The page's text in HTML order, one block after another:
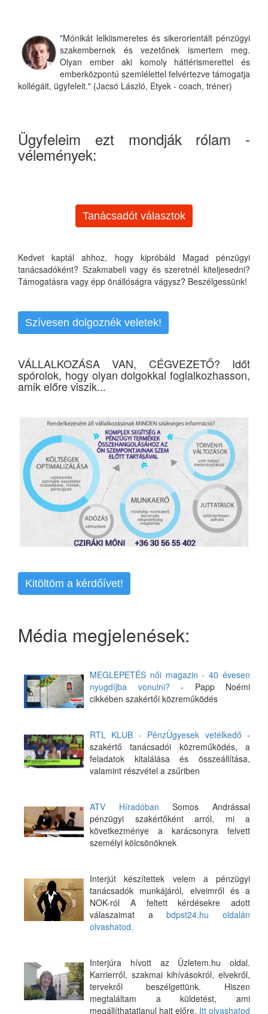
"Mónikát lelkiismeretes és sikerorientált pénzügyi
szakembernek és vezetőnek ismertem meg.
Olyan ember aki komoly háttérismerettel és
emberközpontú szemlélettel felvértezve támogatja
kollégáit, ügyfeleit." (Jacsó László, Etyek - coach, tréner)
Ügyfeleim ezt mondják rólam -
vélemények:
Tanácsadót választok
Kedvet kaptál ahhoz, hogy kipróbáld Magad pénzügyi
tanácsadóként? Szakmabeli vagy és szeretnél kiteljesedni?
Támogatásra vagy épp önállóságra vágysz? Beszélgessünk!
Szívesen dolgoznék veletek!
VÁLLALKOZÁSA VAN, CÉGVEZETŐ? Időt
spórolok, hogy olyan dolgokkal foglalkozhasson,
amik előre viszik...
Kitöltöm a kérdőívet!
Média megjelenések:
MEGLEPETÉS női magazin - 40 évesen
nyugdíjba vonulni? - Papp Noémi
cikkében szakértői közreműködés
RTL KLUB - PénzÜgyesek vetélkedő -
szakértő tanácsadói közreműködés, a
feladatok kitalálása és összeállítása,
valamint részvétel a zsűriben
ATV Híradóban Somos Andrással
pénzügyi szakértőként arról, mi a
következménye a karácsonyra felvett
személyi kölcsönöknek
Interjút készítettek velem a pénzügyi
tanácsadók munkájáról, elveimről és a
NOK-ról A feltett kérdésekre adott
válaszaimat abdpst24.hu oldalán
olvashatod.
Interjúra hívott az Üzletem.hu oldal.
Karrierről, szakmai kihívásokról, elvekről,
tervekről beszélgettünk. Hiszen
megtaláltam a küldetést, ami
megállíthatatlanul hajt előre. Itt olvashatod